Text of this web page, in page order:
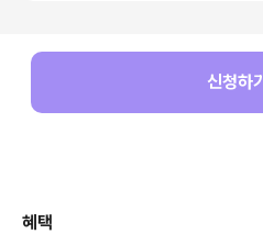
신청하기
혜택